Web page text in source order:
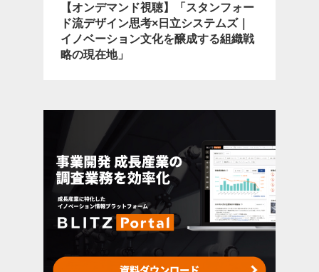
【オンデマンド視聴】「スタンフォー
ド流デザイン思考×日立システムズ｜
イノベーション文化を醸成する組織戦
略の現在地」